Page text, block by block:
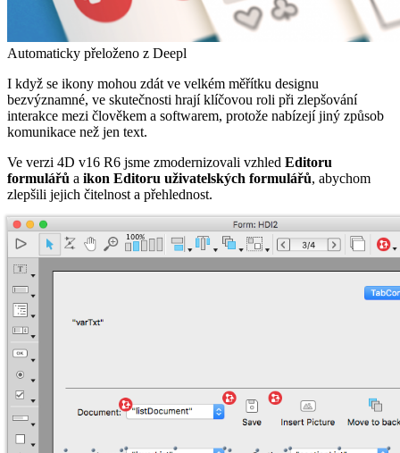
Automaticky přeloženo z Deepl
I když se ikony mohou zdát ve velkém měřítku designu
bezvýznamné, ve skutečnosti hrají klíčovou roli při zlepšování
interakce mezi člověkem a softwarem, protože nabízejí jiný způsob
komunikace než jen text.
Ve verzi 4D v16 R6 jsme zmodernizovali vzhled Editoru
formulářů a ikon Editoru uživatelských formulářů, abychom
zlepšili jejich čitelnost a přehlednost.